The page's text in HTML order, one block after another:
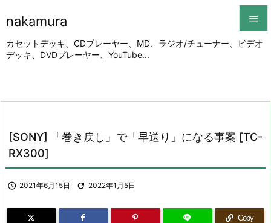
nakamura
カセットデッキ、CDプレーヤー、MD、ラジオ/チューナー、ビデオ
デッキ、DVDプレーヤー、YouTube...





[SONY] 「巻き戻し」で「早送り」になる事案 [TC-
RX300]
 2021年6月15日  2022年1月5日
Copy